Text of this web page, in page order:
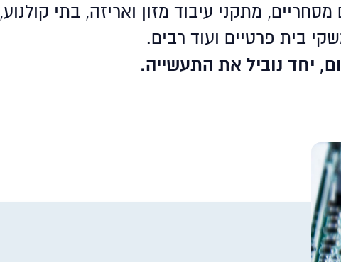
מתקני עיבוד מזון ואריזה, בתי קולנוע,
בית פרטיים ועוד רבים.
יחד נוביל את התעשייה.